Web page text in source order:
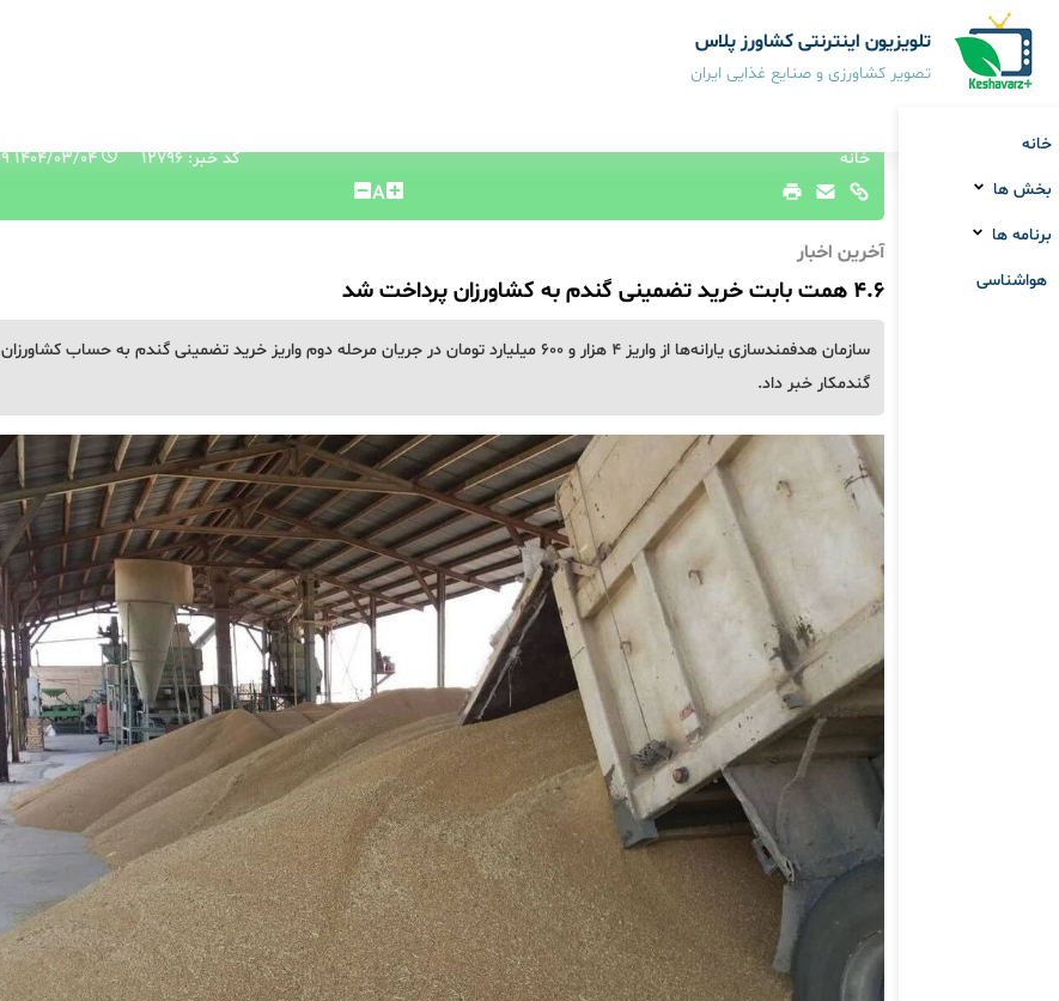
تلویزیون اینترنتی کشاورز پلاس
تصویر کشاورزی و صنایع غذایی ایران
خانه
بخش ها
برنامه ها
هواشناسی
خانه کد خبر: 12796 ۱۴۰۴/۰۳/۰۴ ۱۰:۲۹:۰۹
A
آخرین اخبار
۴.۶ همت بابت خرید تضمینی گندم به کشاورزان پرداخت شد
سازمان هدفمندسازی یارانه‌ها از واریز ۴ هزار و ۶۰۰ میلیارد تومان در جریان مرحله دوم واریز خرید تضمینی گندم به حساب کشاورزان
گندمکار خبر داد.